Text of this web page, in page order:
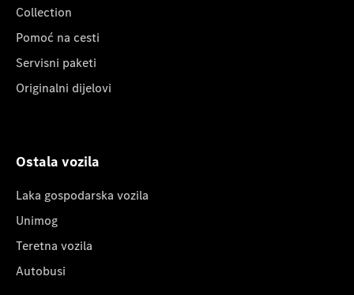
Collection
Pomoć na cesti
Servisni paketi
Originalni dijelovi
Ostala vozila
Laka gospodarska vozila
Unimog
Teretna vozila
Autobusi